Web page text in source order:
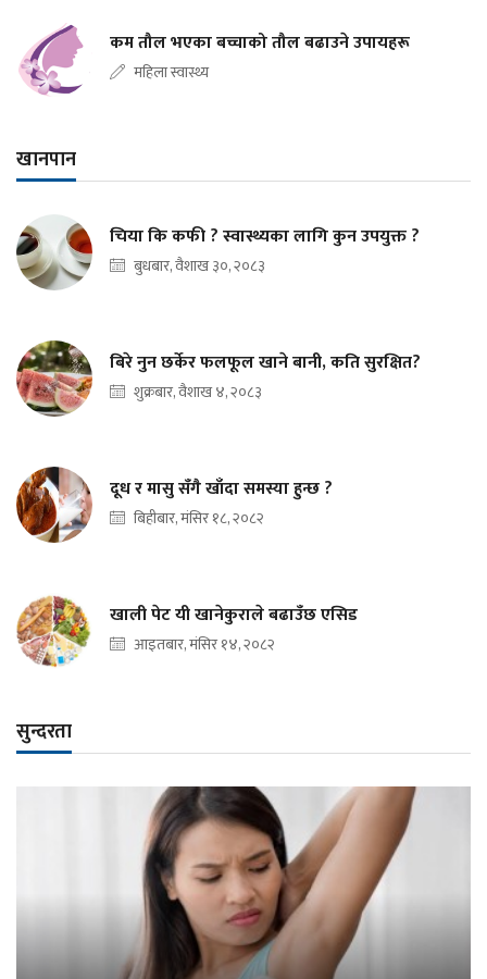
कम तौल भएका बच्चाको तौल बढाउने उपायहरू
महिला स्वास्थ्य
खानपान
चिया कि कफी ? स्वास्थ्यका लागि कुन उपयुक्त ?
बुधबार, वैशाख ३०, २०८३
बिरे नुन छर्केर फलफूल खाने बानी, कति सुरक्षित?
शुक्रबार, वैशाख ४, २०८३
दूध र मासु सँगै खाँदा समस्या हुन्छ ?
बिहीबार, मंसिर १८, २०८२
खाली पेट यी खानेकुराले बढाउँछ एसिड
आइतबार, मंसिर १४, २०८२
सुन्दरता